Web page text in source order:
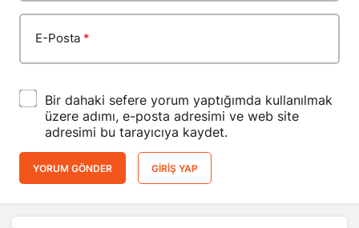
E-Posta *
Bir dahaki sefere yorum yaptığımda kullanılmak
üzere adımı, e-posta adresimi ve web site
adresimi bu tarayıcıya kaydet.
YORUM GÖNDER GIRIŞ YAP